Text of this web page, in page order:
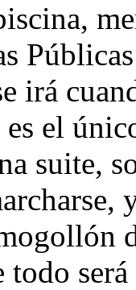
irá
el
suite,
todo